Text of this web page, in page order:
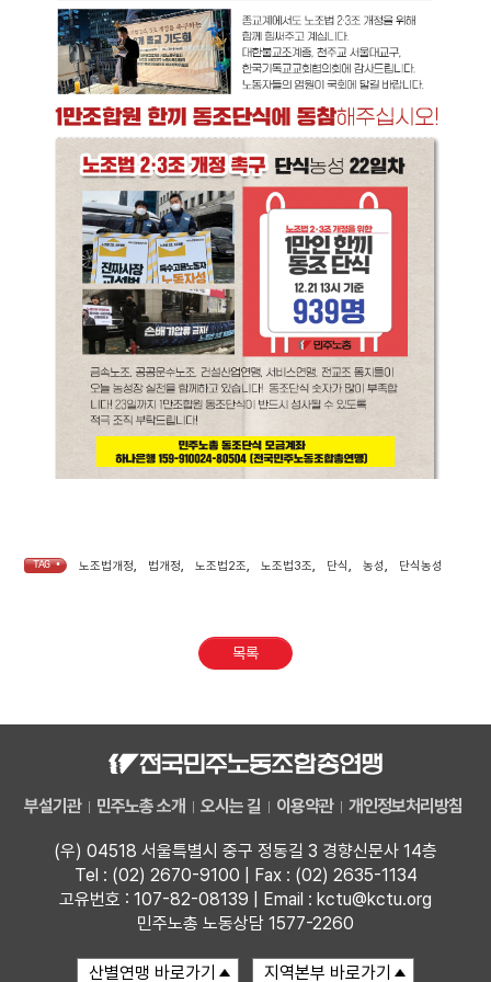
TAG • 노조법개정, 법개정, 노조법2조, 노조법3조, 단식, 농성, 단식농성
목록
부설기관 민주노총 소개 오시는 길 이용약관 개인정보처리방침
(우) 04518 서울특별시 중구 정동길 3 경향신문사 14층
Tel : (02) 2670-9100 | Fax : (02) 2635-1134
고유번호 : 107-82-08139 | Email : kctu@kctu.org
민주노총 노동상담 1577-2260